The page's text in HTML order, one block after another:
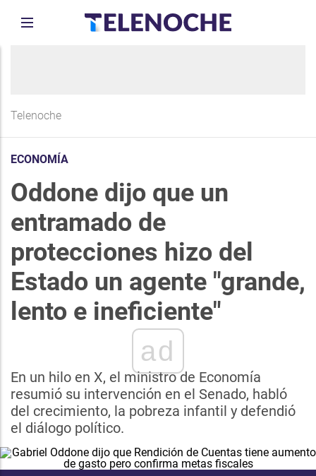
Telenoche
ECONOMÍA
Oddone dijo que un
entramado de
protecciones hizo del
Estado un agente "grande,
lento e ineficiente"
ad
En un hilo en X, el ministro de Economía
resumió su intervención en el Senado, habló
del crecimiento, la pobreza infantil y defendió
el diálogo político.